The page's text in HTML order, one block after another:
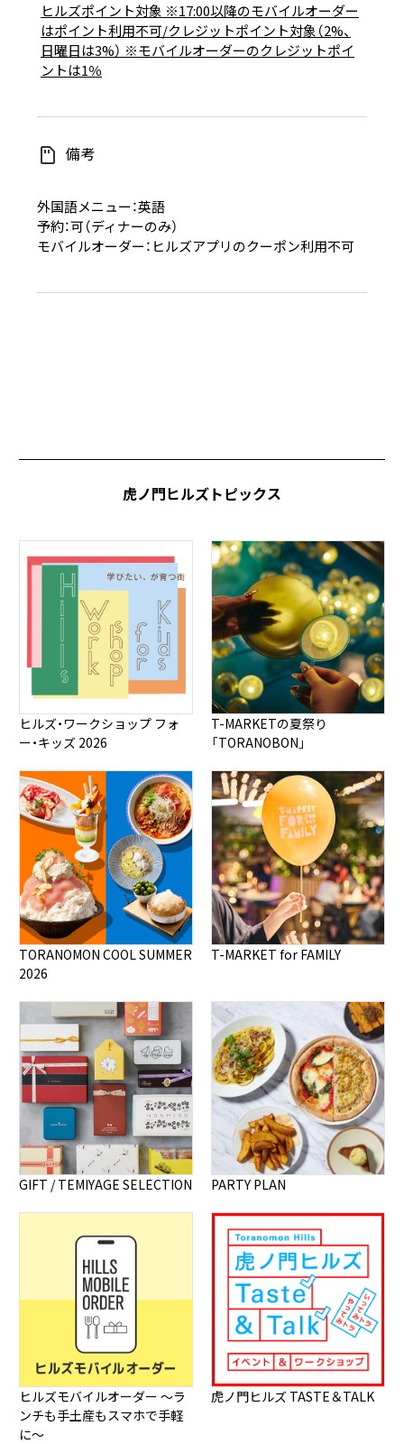
ヒルズポイント対象 ※17:00以降のモバイルオーダー
はポイント利用不可/クレジットポイント対象（2%、
日曜日は3%） ※モバイルオーダーのクレジットポイ
ントは1％
備考
外国語メニュー：英語
予約：可（ディナーのみ）
モバイルオーダー：ヒルズアプリのクーポン利用不可
虎ノ門ヒルズトピックス
ヒルズ・ワークショップ フォ
ー・キッズ 2026
T-MARKETの夏祭り
「TORANOBON」
TORANOMON COOL SUMMER
2026
T-MARKET for FAMILY
GIFT / TEMIYAGE SELECTION PARTY PLAN
ヒルズモバイルオーダー ～ラ
ンチも手土産もスマホで手軽
に～
虎ノ門ヒルズ TASTE＆TALK